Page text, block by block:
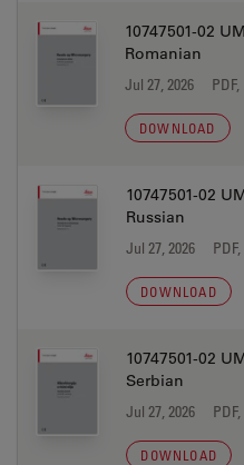
10747501-02
Romanian
Jul 27, 2026
DOWNLOAD
10747501-02
Russian
Jul 27, 2026
DOWNLOAD
10747501-02
Serbian
Jul 27, 2026
DOWNLOAD